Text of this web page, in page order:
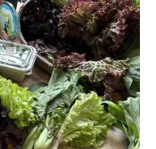
相當可觀，不只釀造
。據父親口述，萬豐
意外嚴重受傷，工廠
。吳國賓的人生軌跡
訊相關科系，投入